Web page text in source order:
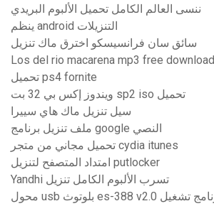
ننسى العالم الكامل تحميل الألبوم البريدي
ينظم android التنزيلات
سائق سان فرانسيسكو اخترق ماك تنزيل
Los del rio macarena mp3 free download
تحميل ps4 fornite
ويندوز إكس بي 32 بت sp2 iso تحميل
سيل تنزيل ماك هاي سييرا
ملف تنزيل برنامج google النصي
تحميل مجاني من متجر cydia itunes
امتداد المتصفح لتنزيل putlocker
Yandhi تسرب الألبوم الكامل تنزيل